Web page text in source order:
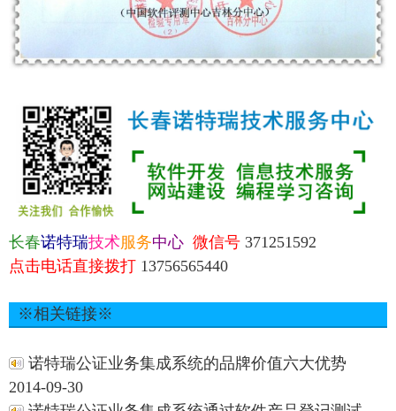
长春诺特瑞技术服务中心 微信号 371251592
点击电话直接拨打 13756565440
※相关链接※
诺特瑞公证业务集成系统的品牌价值六大优势
2014-09-30